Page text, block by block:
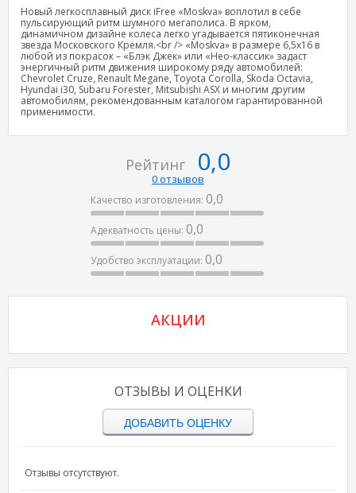
Новый легкосплавный диск iFree «Moskva» воплотил в себе
пульсирующий ритм шумного мегаполиса. В ярком,
динамичном дизайне колеса легко угадывается пятиконечная
звезда Московского Кремля.<br /> «Moskva» в размере 6,5х16 в
любой из покрасок – «Блэк Джек» или «Нео-классик» задаст
энергичный ритм движения широкому ряду автомобилей:
Chevrolet Cruze, Renault Megane, Toyota Corolla, Skoda Octavia,
Hyundai i30, Subaru Forester, Mitsubishi ASX и многим другим
автомобилям, рекомендованным каталогом гарантированной
применимости.
Рейтинг 0,0
0 отзывов
Качество изготовления: 0,0
Адекватность цены: 0,0
Удобство эксплуатации: 0,0
АКЦИИ
ОТЗЫВЫ И ОЦЕНКИ
ДОБАВИТЬ ОЦЕНКУ
Отзывы отсутствуют.